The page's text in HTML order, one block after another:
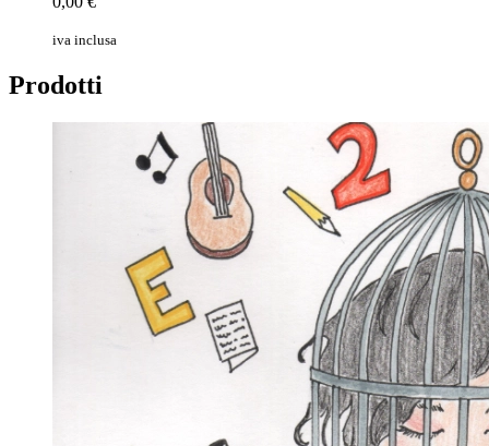
iva inclusa
Prodotti